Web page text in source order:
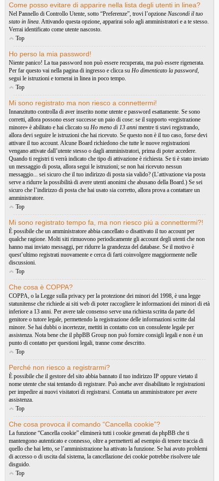
Come posso evitare di apparire nella lista degli utenti in linea?
Nel Pannello di Controllo Utente, sotto “Preferenze”, trovi l’opzione Nascondi il tuo
stato in linea. Attivando questa opzione, apparirai solo agli amministratori e a te stesso.
Verrai identificato come utente nascosto.
Top
Ho perso la mia password!
Niente panico! La tua password non può essere recuperata, ma può essere rigenerata.
Per far questo vai nella pagina di ingresso e clicca su Ho dimenticato la password,
segui le istruzioni e tornerai in linea in poco tempo.
Top
Mi sono registrato ma non riesco a connettermi!
Innanzitutto controlla di aver inserito nome utente e password esattamente. Se sono
corretti, allora possono esser successe un paio di cose: se il supporto «registrazione
minore» è abilitato e hai cliccato su Ho meno di 13 anni mentre ti stavi registrando,
allora devi seguire le istruzioni che hai ricevuto. Se questo non è il tuo caso, forse devi
attivare il tuo account. Alcune Board richiedono che tutte le nuove registrazioni
vengano attivate dall’utente stesso o dagli amministratori, prima di poter accedere.
Quando ti registri ti verrà indicato che tipo di attivazione è richiesta. Se ti è stato inviato
un messaggio di posta, allora segui le istruzioni; se non hai ricevuto nessun
messaggio... sei sicuro che il tuo indirizzo di posta sia valido? (L’attivazione via posta
serve a ridurre la possibilità di avere utenti anonimi che abusano della Board.) Se sei
sicuro che l’indirizzo di posta che hai usato sia corretto, allora prova a contattare un
amministratore.
Top
Mi sono registrato tempo fa, ma non riesco piú a connettermi?!
È possibile che un amministratore abbia cancellato o disattivato il tuo account per
qualche ragione. Molti siti rimuovono periodicamente gli account degli utenti che non
hanno mai inviato messaggi, per ridurre la grandezza del database. Se il motivo è
quest’ultimo registrati nuovamente e cerca di farti coinvolgere maggiormente nelle
discussioni.
Top
Che cosa è COPPA?
COPPA, o la Legge sulla privacy per la protezione dei minori del 1998, è una legge
statunitense che richiede ai siti web di poter raccogliere le informazioni dei minori di età
inferiore a 13 anni. Per avere tale consenso serve una richiesta scritta da parte del
genitore o tutore legale, permettendo la registrazione delle informazioni scritte dal
minore. Se hai dubbi o incertezze, mettiti in contatto con un consulente legale per
assistenza. Nota bene che il phpBB Group non può fornire consigli legali e non è un
punto di contatto per questioni legali, tranne come descritto.
Top
Perché non riesco a registrarmi?
È possibile che il gestore del sito abbia bannato il tuo indirizzo IP oppure vietato il
nome utente che stai tentando di registrare. Può anche aver disabilitato le registrazioni
per impedire ai nuovi visitatori di registrarsi. Contatta un amministratore per avere
assistenza.
Top
Che cosa provoca il comando “Cancella cookie”?
La funzione “Cancella cookie” eliminerà tutti i cookie generati da phpBB che ti
mantengono autenticato e connesso, oltre a permetterti ad esempio di tenere traccia di
quello che hai letto, se l’amministrazione ha attivato la funzione. Se hai avuto problemi
di accesso o di uscita dal sistema, la cancellazione dei cookie potrebbe risolvere tale
disguido.
Top